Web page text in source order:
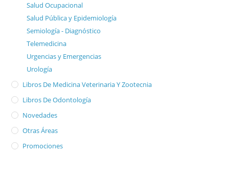
Salud Ocupacional
Salud Pública y Epidemiología
Semiología - Diagnóstico
Telemedicina
Urgencias y Emergencias
Urología
Libros De Medicina Veterinaria Y Zootecnia
Libros De Odontología
Novedades
Otras Áreas
Promociones